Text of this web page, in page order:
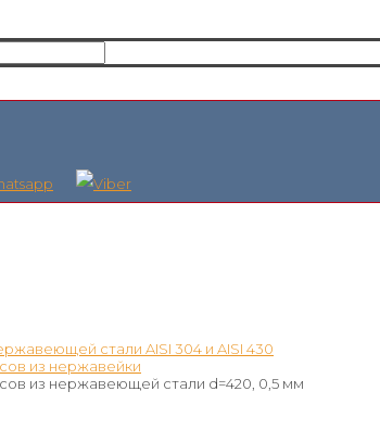
стали AISI 304 и AISI 430
из нержавейки
из нержавеющей стали d=420, 0,5 мм